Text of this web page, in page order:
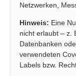
Netzwerken,
Hinweis: Eine
nicht erlaubt – z.
Datenbanken
verwendeten
Labels bzw.